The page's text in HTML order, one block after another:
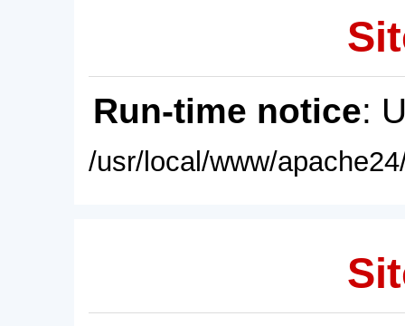
Run-time notice:
/usr/local/www/